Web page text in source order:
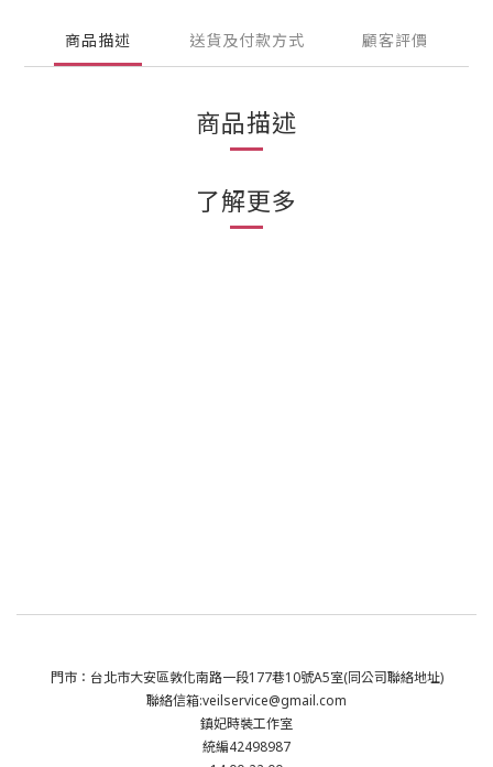
商品描述 送貨及付款方式 顧客評價
商品描述
了解更多
門市：台北市大安區敦化南路一段177巷10號A5室(同公司聯絡地址)
聯絡信箱:veilservice@gmail.com
鎮妃時裝工作室
統編42498987